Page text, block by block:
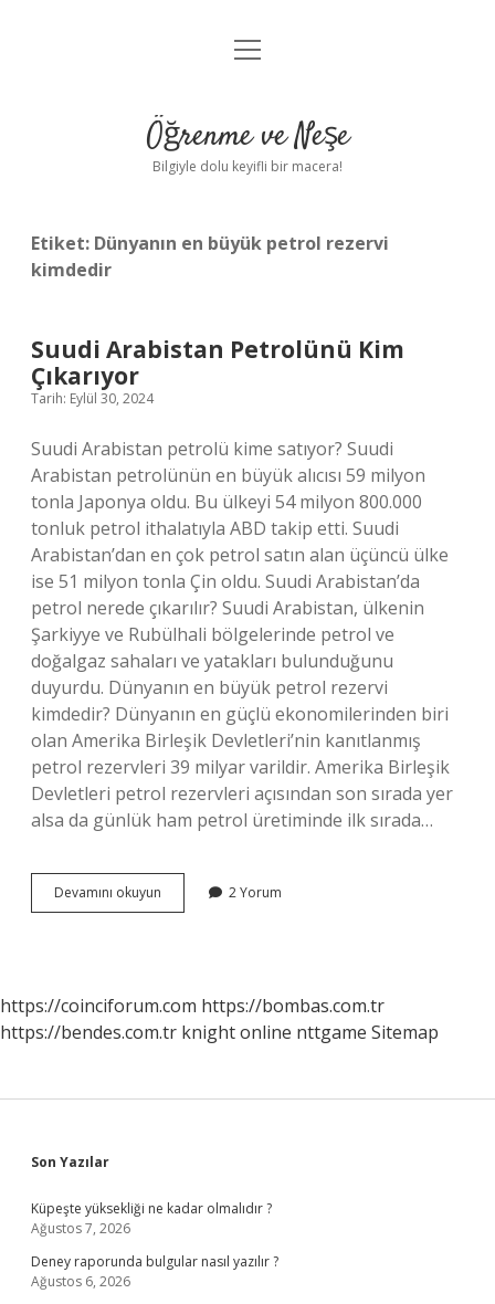
Anasayfa
Yasal Uyarı
menüyü
Öğrenme ve Neşe
Bilgiyle dolu keyifli bir macera!
Etiket: Dünyanın en büyük petrol rezervi
kimdedir
Suudi Arabistan Petrolünü Kim
Çıkarıyor
Tarih: Eylül 30, 2024
Suudi Arabistan petrolü kime satıyor? Suudi
Arabistan petrolünün en büyük alıcısı 59 milyon
tonla Japonya oldu. Bu ülkeyi 54 milyon 800.000
tonluk petrol ithalatıyla ABD takip etti. Suudi
Arabistan’dan en çok petrol satın alan üçüncü ülke
ise 51 milyon tonla Çin oldu. Suudi Arabistan’da
petrol nerede çıkarılır? Suudi Arabistan, ülkenin
Şarkiyye ve Rubülhali bölgelerinde petrol ve
doğalgaz sahaları ve yatakları bulunduğunu
duyurdu. Dünyanın en büyük petrol rezervi
kimdedir? Dünyanın en güçlü ekonomilerinden biri
olan Amerika Birleşik Devletleri’nin kanıtlanmış
petrol rezervleri 39 milyar varildir. Amerika Birleşik
Devletleri petrol rezervleri açısından son sırada yer
alsa da günlük ham petrol üretiminde ilk sırada…
Devamını okuyun
Arabistan
2 Yorum
https://coinciforum.com https://bombas.com.tr
https://bendes.com.tr knight online nttgame Sitemap
Sidebar
Son Yazılar
Küpeşte yüksekliği ne kadar olmalıdır ?
Ağustos 7, 2026
Deney raporunda bulgular nasıl yazılır ?
Ağustos 6, 2026